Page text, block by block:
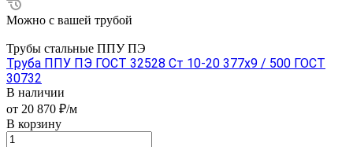
Можно с вашей трубой
Трубы стальные ППУ ПЭ
Труба ППУ ПЭ ГОСТ 32528 Ст 10-20 377x9 / 500 ГОСТ
30732
В наличии
от 20 870 ₽/м
В корзину